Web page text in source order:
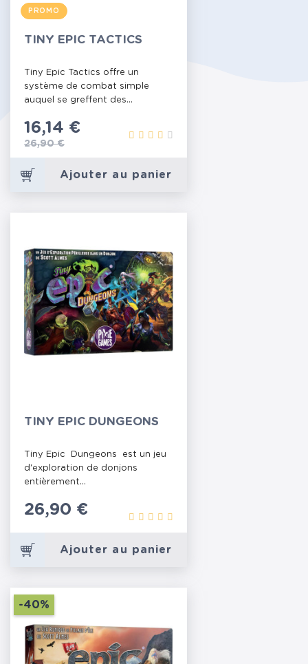
PROMO
TINY EPIC TACTICS
Tiny Epic Tactics offre un
système de combat simple
auquel se greffent des...
Prix
16,14 €
Prix de base
26,90 €
Ajouter au panier
TINY EPIC DUNGEONS
Tiny Epic Dungeons est un jeu
d'exploration de donjons
entièrement...
Prix
26,90 €
Ajouter au panier
-40%